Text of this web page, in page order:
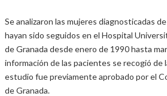
Se analizaron las mujeres diagnosticadas
hayan sido seguidos en el Hospital
de Granada desde enero de 1990 hasta
información de las pacientes se recogió de
estudio fue previamente aprobado por el
de Granada.